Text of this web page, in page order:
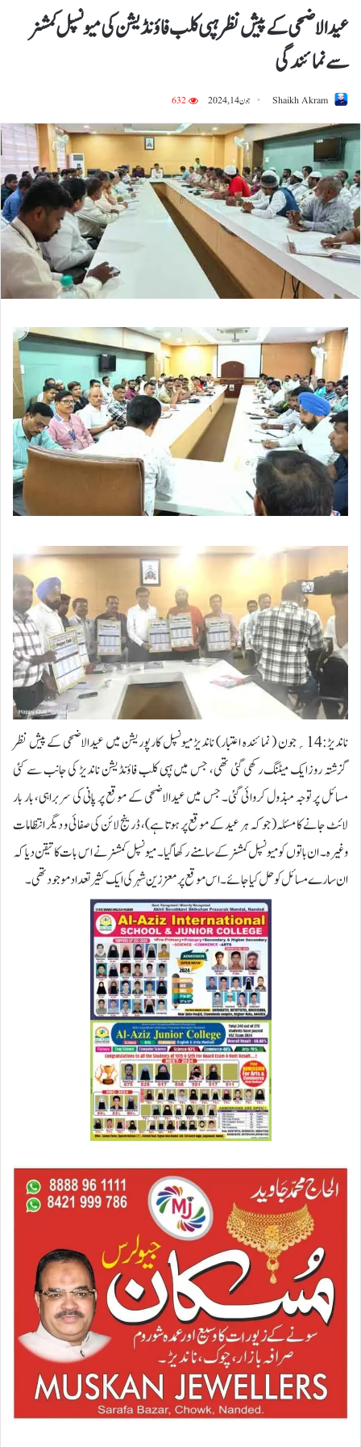
عیدالاضحی کے پیش نظر ہپی کلب فاؤنڈیشن کی میونسپل کمشنر
سے نمائندگی
Shaikh Akram جون 14, 2024 632
ناندیڑ:14؍جون ( نمائندہ اعتبار) ناندیڑ میونسپل کارپوریشن میں عیدالاضحی کے پیش نظر
گزشتہ روزایک میٹنگ رکھی گئی تھی، جس میں ہپی کلب فاؤنڈیشن ناندیڑ کی جانب سے کئی
مسائل پر توجہ مبذول کروائی گئی۔ جس میں عیدالاضحی کے موقع پر پانی کی سربراہی، بار بار
لائٹ جانے کا مسئلہ( جو کہ ہر عید کے موقع پر ہوتا ہے)، ڈرینج لائن کی صفائی و دیگر انتظامات
وغیرہ۔ ان باتوں کو میونسپل کمشنر کے سامنے رکھا گیا۔ میونسپل کمشنر نے اس بات کا تیقن دیا کہ
ان سارے مسائل کو حل کیا جائے۔ اس موقع پر معززین شہر کی ایک کثیر تعداد موجود تھی۔